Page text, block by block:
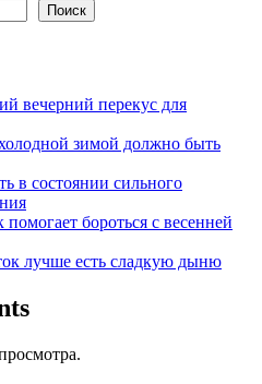
Поиск
вечерний перекус для
зимой должно быть
в состоянии сильного
бороться с весенней
лучше есть сладкую дыню